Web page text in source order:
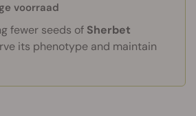
voorraad
fewer seeds of Sherbet
its phenotype and maintain